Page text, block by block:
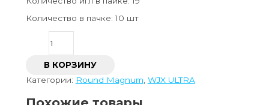
Количество в пачке: 10 шт
В КОРЗИНУ
Категории: Round Magnum WJX ULTRA